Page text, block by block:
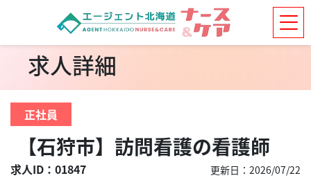
求人詳細
正社員
【石狩市】訪問看護の看護師
求人ID：01847 更新日：2026/07/22